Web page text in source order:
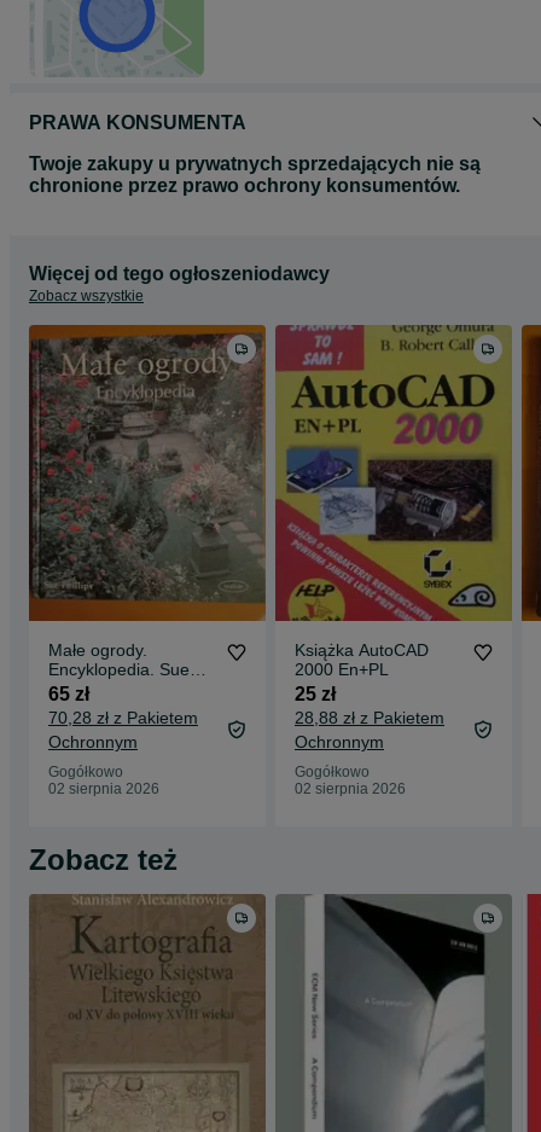
PRAWA KONSUMENTA
Twoje zakupy u prywatnych sprzedających nie są
chronione przez prawo ochrony konsumentów.
Więcej od tego ogłoszeniodawcy
Zobacz wszystkie
Małe ogrody.
Encyklopedia. Sue
Phillips
65 zł
70,28 zł z Pakietem
Ochronnym
Gogółkowo
02 sierpnia 2026
Książka AutoCAD
2000 En+PL
25 zł
28,88 zł z Pakietem
Ochronnym
Gogółkowo
02 sierpnia 2026
Zobacz też